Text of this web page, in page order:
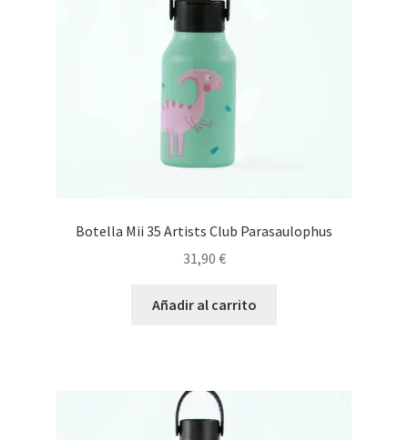
Botella Mii 35 Artists Club Parasaulophus
31,90 €
Añadir al carrito